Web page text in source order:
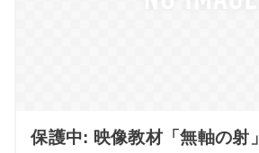
保護中: 映像教材「無軸の射」